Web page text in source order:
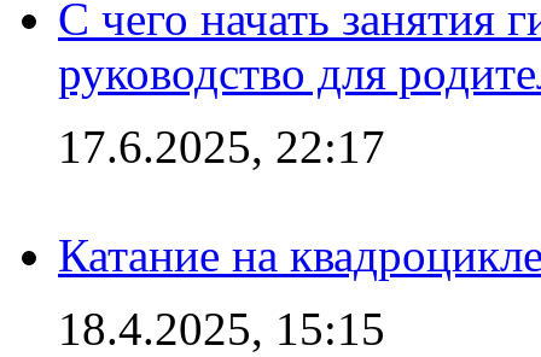
С чего начать занятия
руководство для
17.6.2025, 22:17
Катание на
18.4.2025, 15:15